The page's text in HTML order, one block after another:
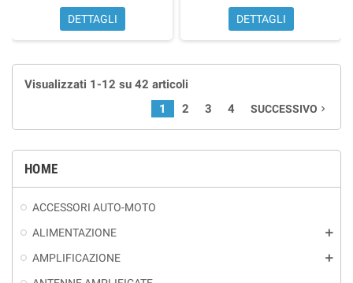
HOME
ACCESSORI AUTO-MOTO
ALIMENTAZIONE
add
AMPLIFICAZIONE add
DETTAGLI DETTAGLI
Visualizzati 1-12 su 42 articoli
1
2 3 4 SUCCESSIVO navigate_next